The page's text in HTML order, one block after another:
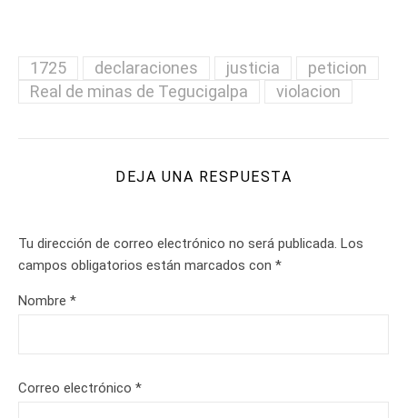
1725 declaraciones justicia
peticion
Real de minas de Tegucigalpa
violacion
DEJA UNA RESPUESTA
Tu dirección de correo electrónico no será publicada. Los
campos obligatorios están marcados con *
Nombre *
Correo electrónico *